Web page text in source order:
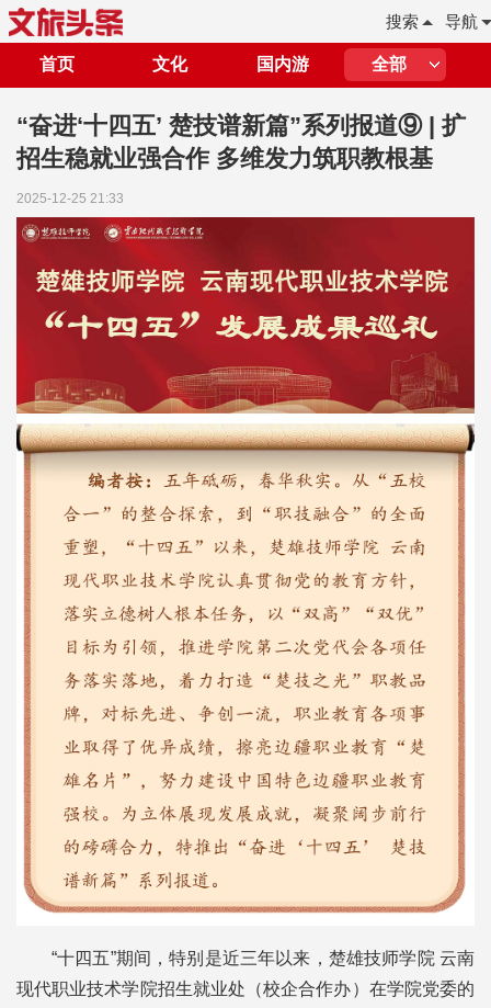
导航
搜索
首页 文化 国内游 全部
“奋进‘十四五’ 楚技谱新篇”系列报道⑨ | 扩
招生稳就业强合作 多维发力筑职教根基
2025-12-25 21:33
“十四五”期间，特别是近三年以来，楚雄技师学院 云南
现代职业技术学院招生就业处（校企合作办）在学院党委的